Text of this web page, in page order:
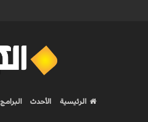
الرئيسية الأحدث البرامج